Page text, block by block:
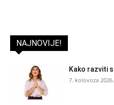
NAJNOVIJE!
Kako razviti
7. kolovoza 2026.